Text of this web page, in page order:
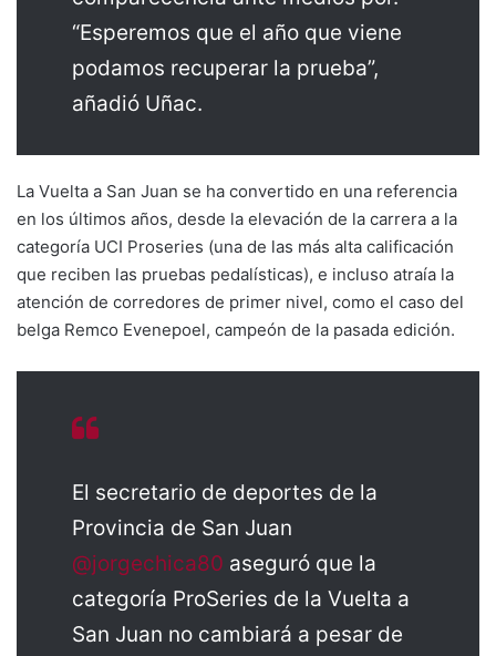
“Esperemos que el año que viene
podamos recuperar la prueba”,
añadió Uñac.
La Vuelta a San Juan se ha convertido en una referencia
en los últimos años, desde la elevación de la carrera a la
categoría UCI Proseries (una de las más alta calificación
que reciben las pruebas pedalísticas), e incluso atraía la
atención de corredores de primer nivel, como el caso del
belga Remco Evenepoel, campeón de la pasada edición.
El secretario de deportes de la
Provincia de San Juan
@jorgechica80 aseguró que la
categoría ProSeries de la Vuelta a
San Juan no cambiará a pesar de